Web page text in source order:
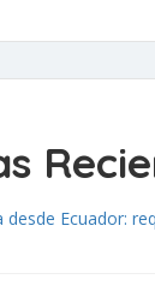
desde Ecuador: